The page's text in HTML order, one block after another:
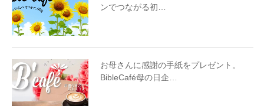
ンでつながる初…
お母さんに感謝の手紙をプレゼント。
BibleCafé母の日企…